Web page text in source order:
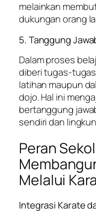
melainkan
dukungan orang
5. Tanggung
Dalam proses
diberi tugas-
latihan maupun
dojo. Hal ini
bertanggung
sendiri dan
Peran
Melalui
Integrasi Karate